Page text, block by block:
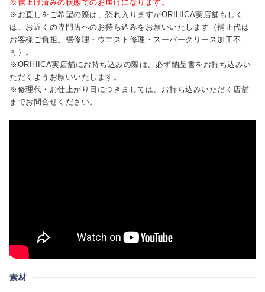
※裾上げ済みの状態でのお届けになります。
※お直しをご希望の際は、恐れ入りますがORIHICA実店舗もしく
は、お近くの専門店へのお持ち込みをお願いいたします（補正代は
お客様ご負担。裾修理・ウエスト修理・スーパークリース加工不
可）。
※ORIHICA実店舗にお持ち込みの際は、必ず納品書をお持ち込みい
ただくようお願いいたします。
※修理代・お仕上がり日につきましては、お持ち込みいただく店舗
までお問合せください。
素材